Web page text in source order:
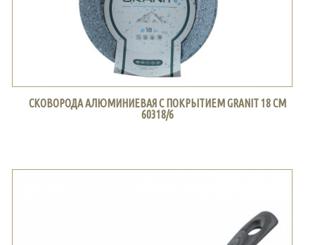
СКОВОРОДА АЛЮМИНИЕВАЯ С ПОКРЫТИЕМ GRANIT 18 СМ
60318/6